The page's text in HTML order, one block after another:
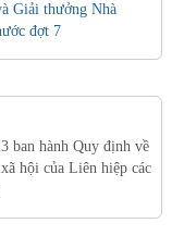
Giải thưởng Nhà
đợt 7
ban hành Quy định về
hội của Liên hiệp các